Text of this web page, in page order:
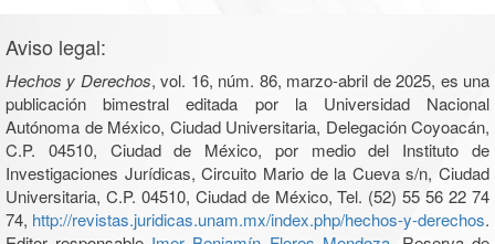
Aviso legal:
Hechos y Derechos, vol. 16, núm. 86, marzo-abril de 2025, es una
publicación bimestral editada por la Universidad Nacional
Autónoma de México, Ciudad Universitaria, Delegación Coyoacán,
C.P. 04510, Ciudad de México, por medio del Instituto de
Investigaciones Jurídicas, Circuito Mario de la Cueva s/n, Ciudad
Universitaria, C.P. 04510, Ciudad de México, Tel. (52) 55 56 22 74
74, http://revistas.juridicas.unam.mx/index.php/hechos-y-derechos.